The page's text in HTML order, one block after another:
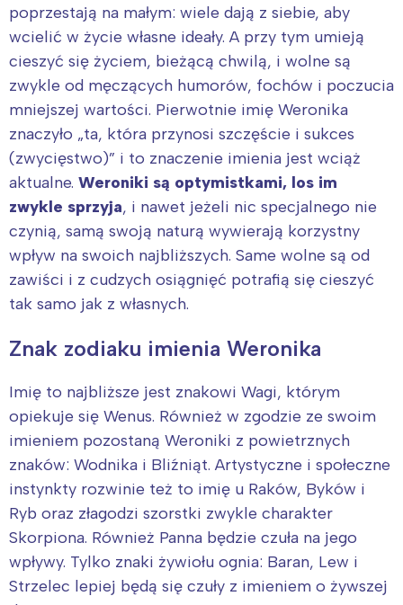
poprzestają na małym: wiele dają z siebie, aby
wcielić w życie własne ideały. A przy tym umieją
cieszyć się życiem, bieżącą chwilą, i wolne są
zwykle od męczących humorów, fochów i poczucia
mniejszej wartości. Pierwotnie imię Weronika
znaczyło „ta, która przynosi szczęście i sukces
(zwycięstwo)” i to znaczenie imienia jest wciąż
aktualne. Weroniki są optymistkami, los im
zwykle sprzyja, i nawet jeżeli nic specjalnego nie
czynią, samą swoją naturą wywierają korzystny
wpływ na swoich najbliższych. Same wolne są od
zawiści i z cudzych osiągnięć potrafią się cieszyć
tak samo jak z własnych.
Znak zodiaku imienia Weronika
Imię to najbliższe jest znakowi Wagi, którym
opiekuje się Wenus. Również w zgodzie ze swoim
imieniem pozostaną Weroniki z powietrznych
znaków: Wodnika i Bliźniąt. Artystyczne i społeczne
instynkty rozwinie też to imię u Raków, Byków i
Ryb oraz złagodzi szorstki zwykle charakter
Skorpiona. Również Panna będzie czuła na jego
wpływy. Tylko znaki żywiołu ognia: Baran, Lew i
Strzelec lepiej będą się czuły z imieniem o żywszej